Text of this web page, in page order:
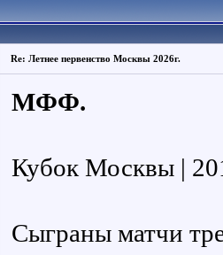
Re: Летнее первенство Москвы 2026г.
МФФ.
Кубок Москвы |
Сыграны матчи